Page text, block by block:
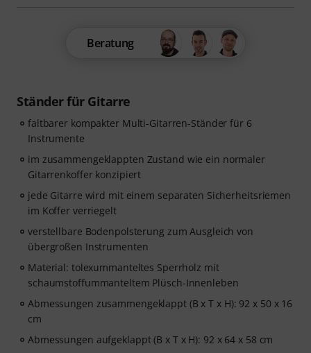
Ständer für Gitarre
faltbarer kompakter Multi-Gitarren-Ständer für 6
Instrumente
im zusammengeklappten Zustand wie ein normaler
Gitarrenkoffer konzipiert
jede Gitarre wird mit einem separaten Sicherheitsriemen
im Koffer verriegelt
verstellbare Bodenpolsterung zum Ausgleich von
übergroßen Instrumenten
Material: tolexummanteltes Sperrholz mit
schaumstoffummanteltem Plüsch-Innenleben
Abmessungen zusammengeklappt (B x T x H): 92 x 50 x 16
cm
Abmessungen aufgeklappt (B x T x H): 92 x 64 x 58 cm
Beratung